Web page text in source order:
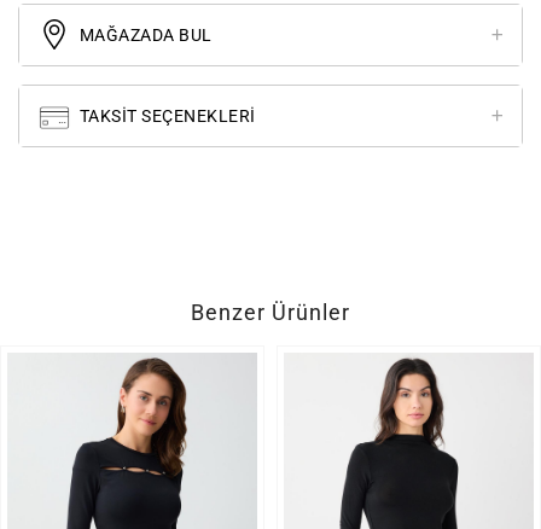
MAĞAZADA BUL
TAKSIT SEÇENEKLERI
Benzer Ürünler